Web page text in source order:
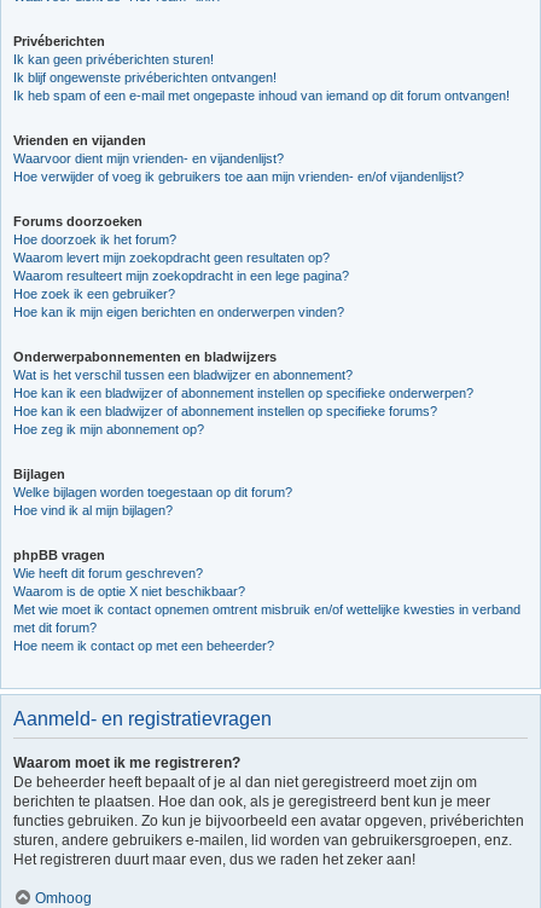
Privéberichten
Ik kan geen privéberichten sturen!
Ik blijf ongewenste privéberichten ontvangen!
Ik heb spam of een e-mail met ongepaste inhoud van iemand op dit forum ontvangen!
Vrienden en vijanden
Waarvoor dient mijn vrienden- en vijandenlijst?
Hoe verwijder of voeg ik gebruikers toe aan mijn vrienden- en/of vijandenlijst?
Forums doorzoeken
Hoe doorzoek ik het forum?
Waarom levert mijn zoekopdracht geen resultaten op?
Waarom resulteert mijn zoekopdracht in een lege pagina?
Hoe zoek ik een gebruiker?
Hoe kan ik mijn eigen berichten en onderwerpen vinden?
Onderwerpabonnementen en bladwijzers
Wat is het verschil tussen een bladwijzer en abonnement?
Hoe kan ik een bladwijzer of abonnement instellen op specifieke onderwerpen?
Hoe kan ik een bladwijzer of abonnement instellen op specifieke forums?
Hoe zeg ik mijn abonnement op?
Bijlagen
Welke bijlagen worden toegestaan op dit forum?
Hoe vind ik al mijn bijlagen?
phpBB vragen
Wie heeft dit forum geschreven?
Waarom is de optie X niet beschikbaar?
Met wie moet ik contact opnemen omtrent misbruik en/of wettelijke kwesties in verband
met dit forum?
Hoe neem ik contact op met een beheerder?
Aanmeld- en registratievragen
Waarom moet ik me registreren?
De beheerder heeft bepaalt of je al dan niet geregistreerd moet zijn om
berichten te plaatsen. Hoe dan ook, als je geregistreerd bent kun je meer
functies gebruiken. Zo kun je bijvoorbeeld een avatar opgeven, privéberichten
sturen, andere gebruikers e-mailen, lid worden van gebruikersgroepen, enz.
Het registreren duurt maar even, dus we raden het zeker aan!
Omhoog